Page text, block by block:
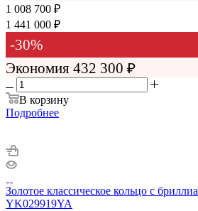
1 008 700 ₽
1 441 000 ₽
-30%
Экономия 432 300 ₽
В корзину
Подробнее
Золотое классическое кольцо с
YK029919YA